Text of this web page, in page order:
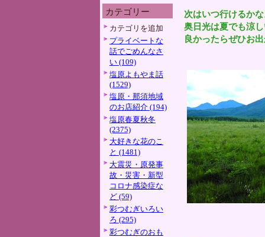
カテゴリー
カテゴリを追加
プライベートな
話でごめんなさ
い (109)
塩原よもやま話
(1529)
塩原・那須地域
のお店紹介 (194)
塩原春夏秋冬
(2375)
大好きな花のこ
と (1481)
大震災・原発事
故・災害・新型
コロナ感染症な
ど (59)
彩つむぎいろい
ろ (295)
彩つむぎのおも
次はいつ行けるか
奥日光は夏でも涼
良かったらぜひお